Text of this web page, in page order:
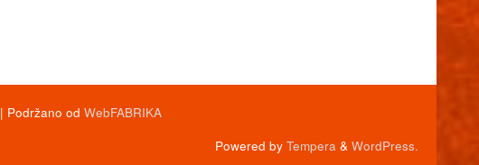
| Podržano od WebFABRIKA
Powered by Tempera & WordPress.